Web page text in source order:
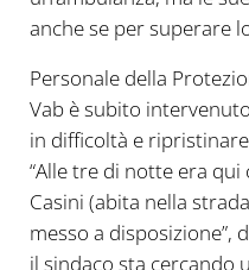
anche se per superare
Personale della
Vab è subito
in difficoltà e
“Alle tre di notte era
Casini (abita nella
messo a disposizione”,
il sindaco sta cercando